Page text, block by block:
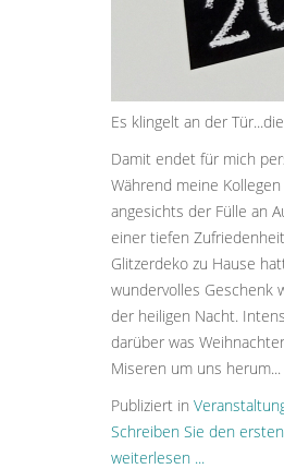
Es klingelt an der
Damit endet für mich
Während meine
angesichts der Fülle an
einer tiefen
Glitzerdeko zu Hause
wundervolles Geschenk
der heiligen Nacht.
darüber was
Miseren um uns herum...
Publiziert in
Schreiben Sie den
weiterlesen ...